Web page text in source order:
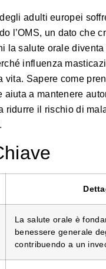
adulti europei
l’OMS, un dato che
la salute orale diventa
influenza
vita. Sapere come
aiuta a mantenere
ridurre il rischio di
La salute orale è
benessere generale
contribuendo a un